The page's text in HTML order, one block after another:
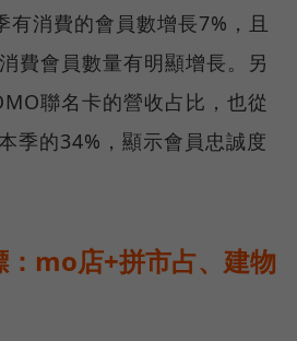
有消費的會員數增長7%，且
費會員數量有明顯增長。另
聯名卡的營收占比，也從
季的34%，顯⽰會員忠誠度
：mo店+拼市占、建物